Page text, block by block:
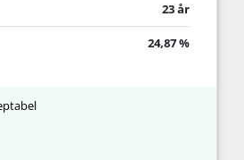
23 år
24,87 %